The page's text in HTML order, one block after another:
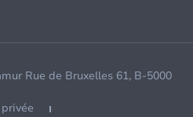
Rue de Bruxelles 61, B-5000